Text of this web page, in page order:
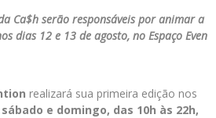
Ca$h serão responsáveis por animar a
os dias 12 e 13 de agosto, no Espaço Even
realizará sua primeira edição nos
sábado e domingo, das 10h às 22h,